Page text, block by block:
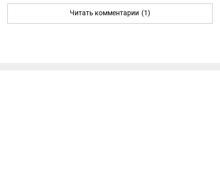
Читать комментарии (1)